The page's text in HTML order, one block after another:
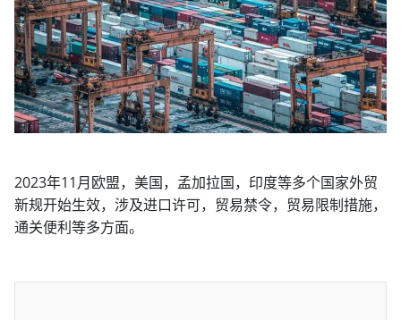
2023年11月欧盟，美国，孟加拉国，印度等多个国家外贸
新规开始生效，涉及进口许可，贸易禁令，贸易限制措施，
通关便利等多方面。